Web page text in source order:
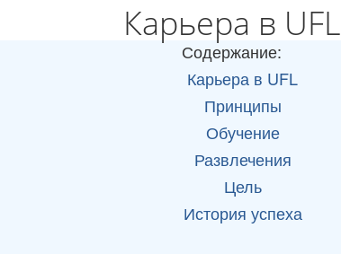
Карьера в UFL
Содержание:
Карьера в UFL
Принципы
Обучение
Развлечения
Цель
История успеха